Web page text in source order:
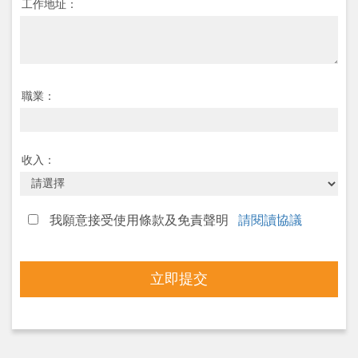
工作地址：
職業：
收入：
我願意接受使用條款及免責聲明 請閱讀協議